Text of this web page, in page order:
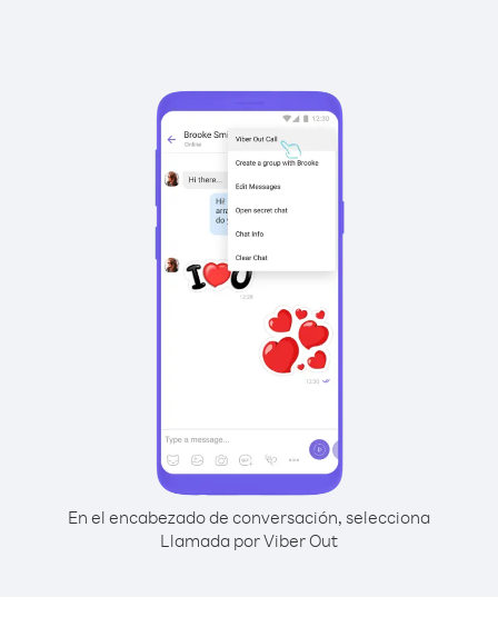
En el encabezado de conversación, selecciona
Llamada por Viber Out